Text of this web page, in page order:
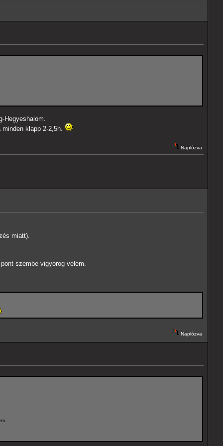
Hegyeshalom.
klapp 2-2,5h.
Naplózva
miatt).
szembe vigyorog velem.
Naplózva